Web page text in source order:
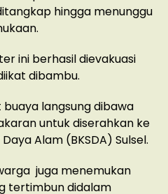
hingga menunggu
ini berhasil dievakuasi
dibambu.
langsung dibawa
untuk diserahkan ke
Alam (BKSDA) Sulsel.
juga menemukan
tertimbun didalam